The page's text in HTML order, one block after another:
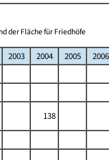
der Fläche für Friedhöfe
2003 2004 2005
2006
138